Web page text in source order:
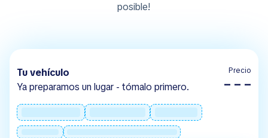
posible!
Tu vehículo
Ya preparamos un lugar - tómalo primero.
Precio
– – –